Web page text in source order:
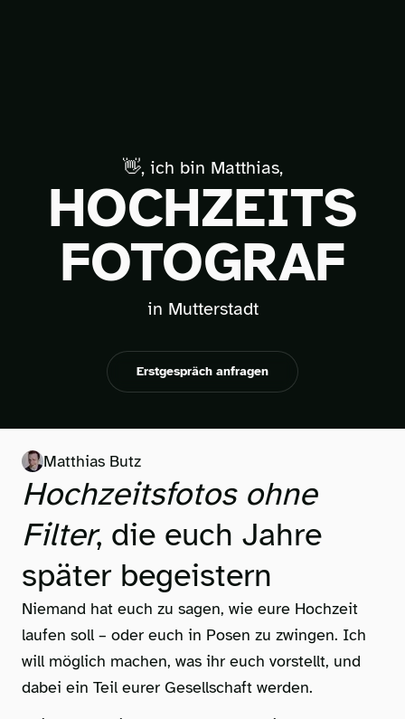
👋, ich bin Matthias,
HOCHZEITS
FOTOGRAF
in Mutterstadt
Erstgespräch anfragen
Matthias Butz
Hochzeitsfotos ohne
Filter, die euch Jahre
später begeistern
Niemand hat euch zu sagen, wie eure Hochzeit
laufen soll – oder euch in Posen zu zwingen. Ich
will möglich machen, was ihr euch vorstellt, und
dabei ein Teil eurer Gesellschaft werden.